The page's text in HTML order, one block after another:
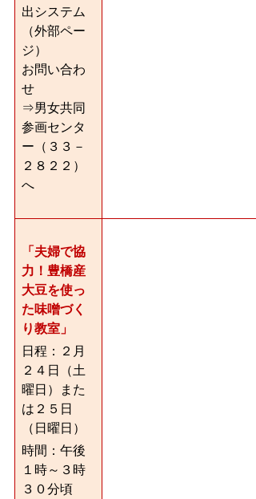
出システム
（外部ペー
ジ）
お問い合わ
せ
⇒男女共同
参画センタ
ー（３３－
２８２２）
へ
「夫婦で協
力！豊橋産
大豆を使っ
た味噌づく
り教室」
日程：２月
２４日（土
曜日）また
は２５日
（日曜日）
時間：午後
１時～３時
３０分頃